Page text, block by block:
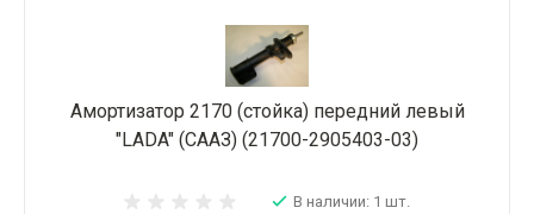
Амортизатор 2170 (стойка) передний левый
"LADA" (СААЗ) (21700-2905403-03)
В наличии: 1 шт.